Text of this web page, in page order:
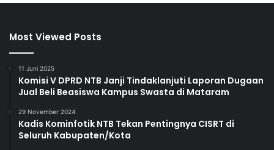
Most Viewed Posts
11 Juni 2025
Komisi V DPRD NTB Janji Tindaklanjuti Laporan Dugaan
Jual Beli Beasiswa Kampus Swasta di Mataram
29 November 2024
Kadis Kominfotik NTB Tekan Pentingnya CISRT di
Seluruh Kabupaten/Kota